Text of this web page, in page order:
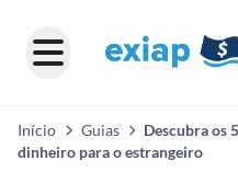
Início Guias
Descubra os
dinheiro para o estrangeiro